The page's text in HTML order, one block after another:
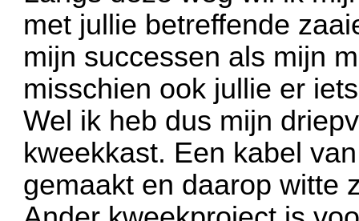
met jullie betreffende
mijn successen als mijn
misschien ook jullie er
Wel ik heb dus mijn
kweekkast. Een kabel
gemaakt en daarop witte